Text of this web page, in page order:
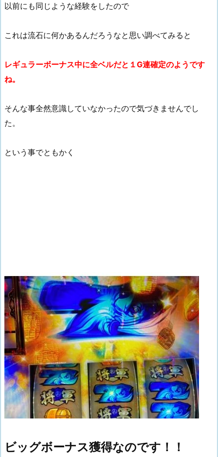
以前にも同じような経験をしたので
これは流石に何かあるんだろうなと思い調べてみると
レギュラーボーナス中に全ベルだと１G連確定のようです
ね。
そんな事全然意識していなかったので気づきませんでし
た。
という事でともかく
ビッグボーナス獲得なのです！！